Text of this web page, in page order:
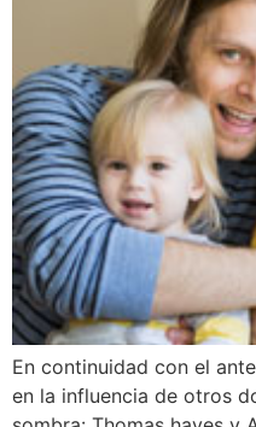
En continuidad con el
en la influencia de otros